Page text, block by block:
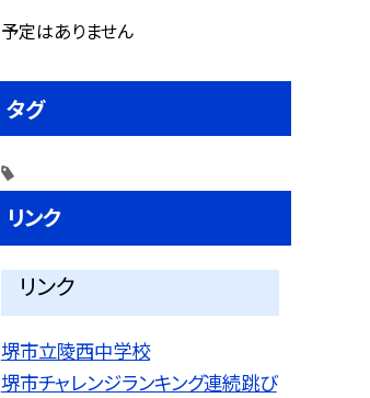
予定はありません
タグ
リンク
リンク
堺市立陵西中学校
堺市チャレンジランキング連続跳び